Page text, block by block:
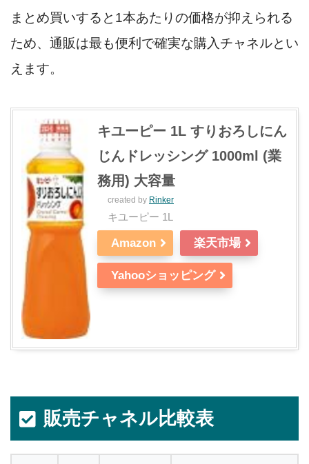
まとめ買いすると1本あたりの価格が抑えられる
ため、通販は最も便利で確実な購入チャネルとい
えます。
キユーピー 1L すりおろしにん
じんドレッシング 1000ml (業
務用) 大容量
created by Rinker
キユーピー 1L
Amazon 楽天市場
Yahooショッピング
販売チャネル比較表